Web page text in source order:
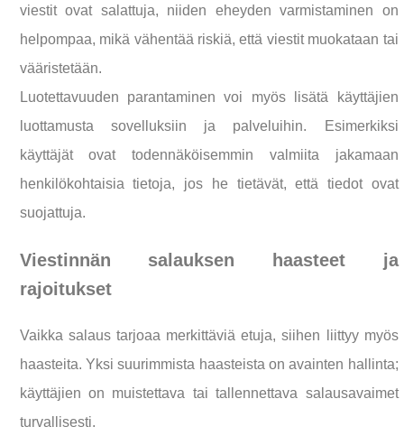
viestit ovat salattuja, niiden eheyden varmistaminen on
helpompaa, mikä vähentää riskiä, että viestit muokataan tai
vääristetään.
Luotettavuuden parantaminen voi myös lisätä käyttäjien
luottamusta sovelluksiin ja palveluihin. Esimerkiksi
käyttäjät ovat todennäköisemmin valmiita jakamaan
henkilökohtaisia tietoja, jos he tietävät, että tiedot ovat
suojattuja.
Viestinnän salauksen haasteet ja
rajoitukset
Vaikka salaus tarjoaa merkittäviä etuja, siihen liittyy myös
haasteita. Yksi suurimmista haasteista on avainten hallinta;
käyttäjien on muistettava tai tallennettava salausavaimet
turvallisesti.